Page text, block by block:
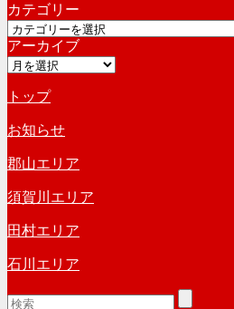
カ
イ
ブ
カテゴリー
カ
テ
ゴ
ー
アーカイブ
ア
カ
イ
ブ
トップ
お知らせ
郡山エリア
須賀川エリア
田村エリア
石川エリア